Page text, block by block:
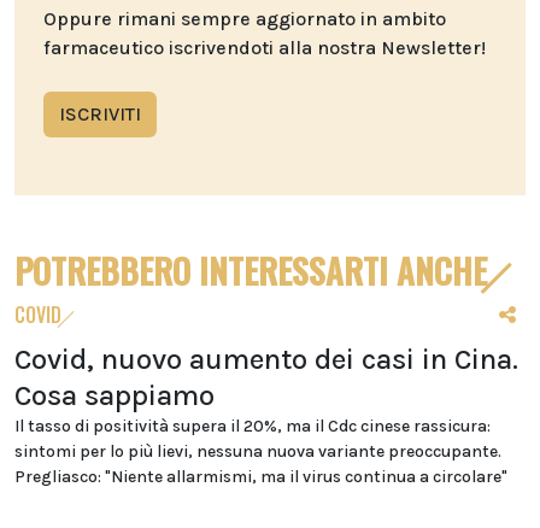
Oppure rimani sempre aggiornato in ambito
farmaceutico iscrivendoti alla nostra Newsletter!
ISCRIVITI
POTREBBERO INTERESSARTI ANCHE
COVID
Covid, nuovo aumento dei casi in Cina.
Cosa sappiamo
Il tasso di positività supera il 20%, ma il Cdc cinese rassicura:
sintomi per lo più lievi, nessuna nuova variante preoccupante.
Pregliasco: "Niente allarmismi, ma il virus continua a circolare"